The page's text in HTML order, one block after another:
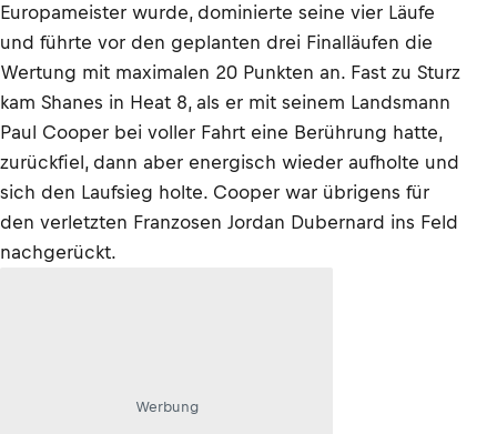
Europameister wurde, dominierte seine vier Läufe
und führte vor den geplanten drei Finalläufen die
Wertung mit maximalen 20 Punkten an. Fast zu Sturz
kam Shanes in Heat 8, als er mit seinem Landsmann
Paul Cooper bei voller Fahrt eine Berührung hatte,
zurückfiel, dann aber energisch wieder aufholte und
sich den Laufsieg holte. Cooper war übrigens für
den verletzten Franzosen Jordan Dubernard ins Feld
nachgerückt.
Werbung